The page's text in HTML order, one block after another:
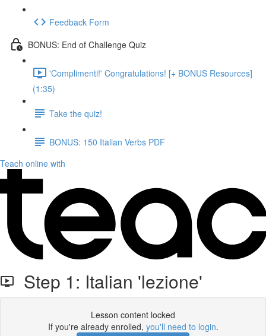
Feedback Form
BONUS: End of Challenge Quiz
'Complimenti!' Congratulations! [+ BONUS Resources]
(1:35)
Take the quiz!
BONUS: 150 Italian Verbs PDF
Teach online with
Step 1: Italian 'lezione'
Lesson content locked
If you're already enrolled, you'll need to login.